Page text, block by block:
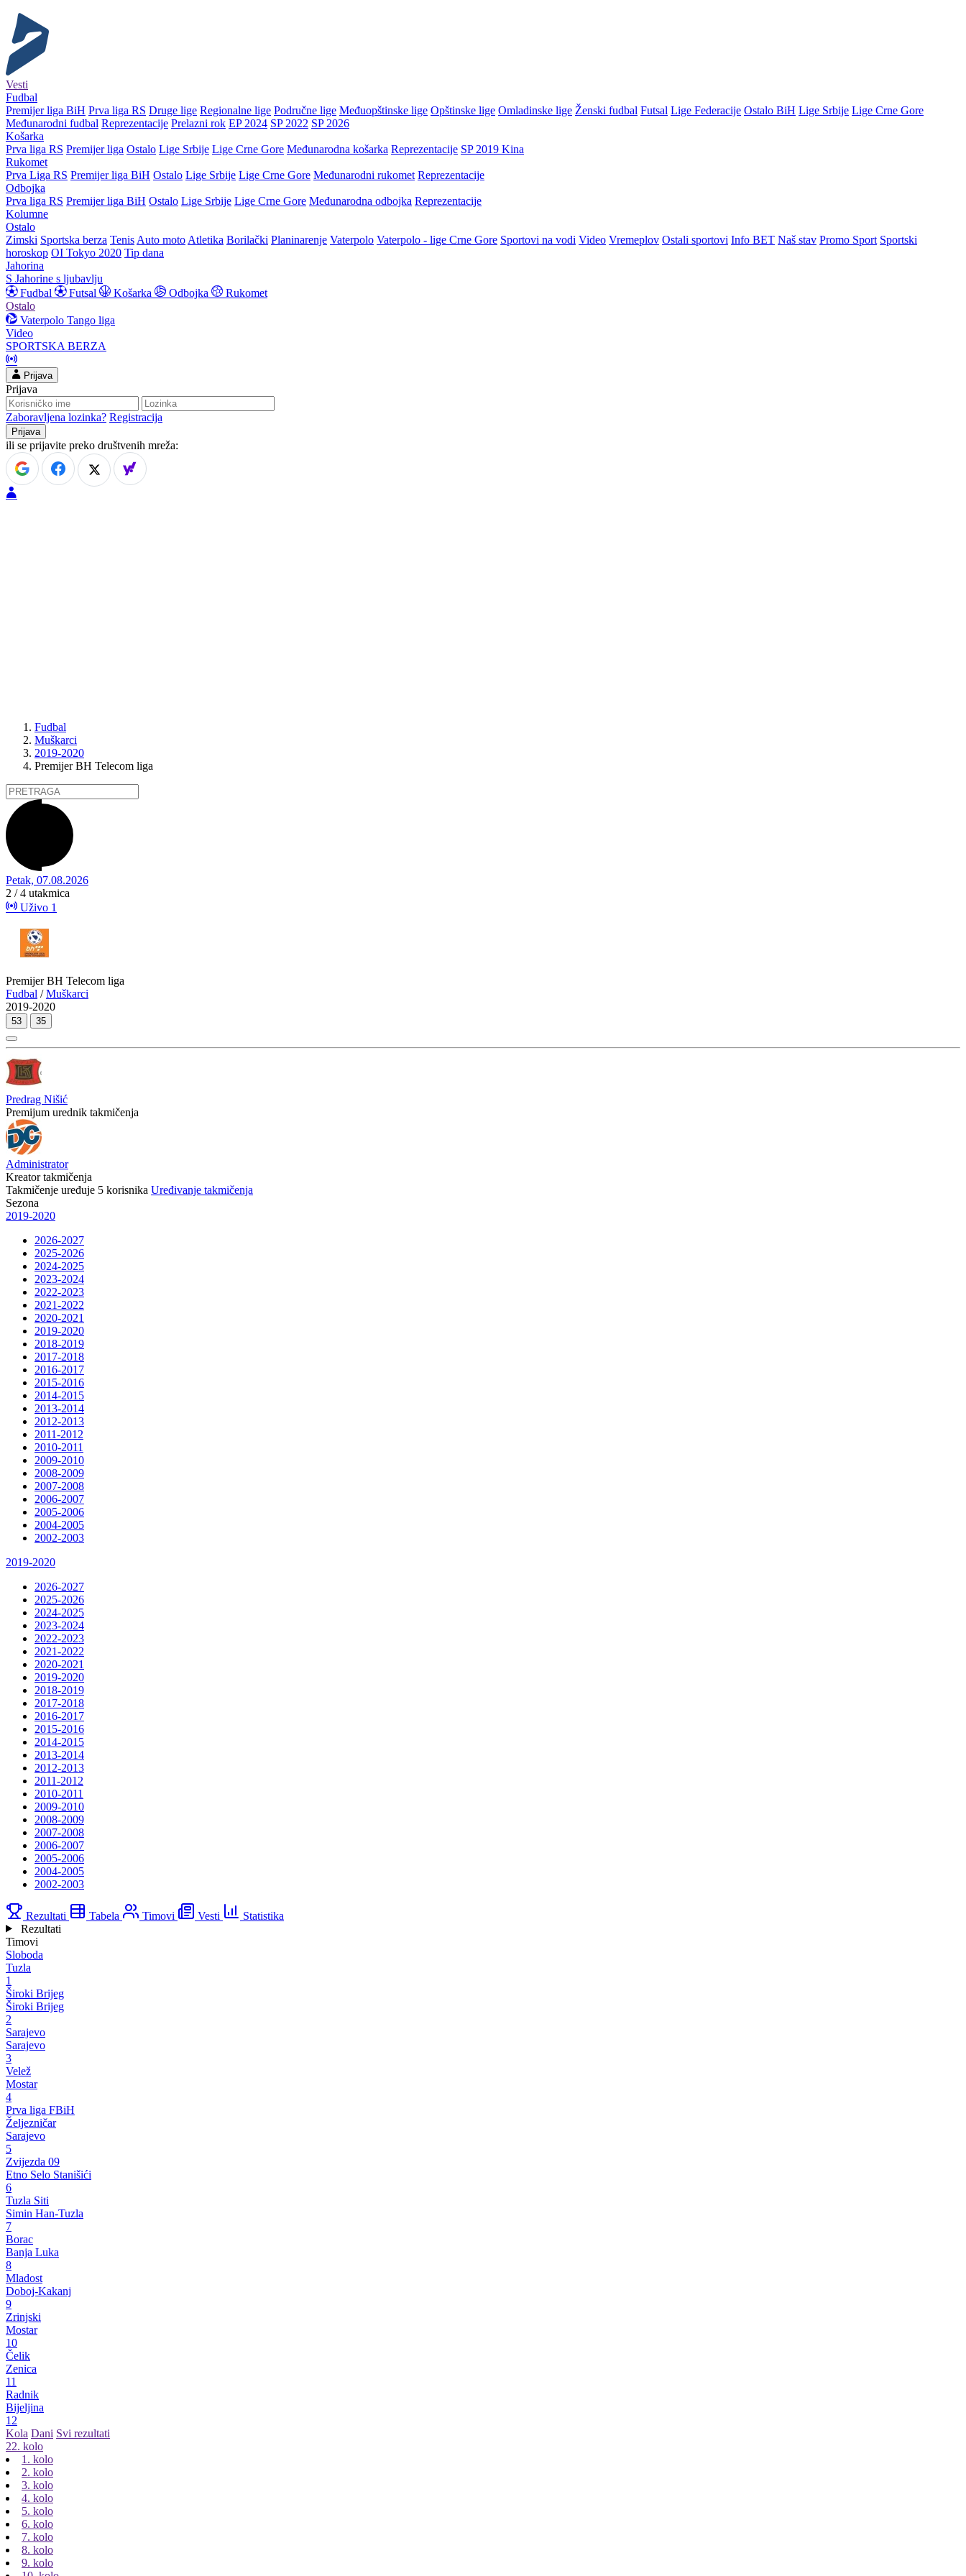
Vesti
Fudbal
Premijer liga BiH Prva liga RS Druge lige Regionalne lige Područne lige Međuopštinske lige Opštinske lige Omladinske lige Ženski fudbal Futsal Lige Federacije Ostalo BiH Lige Srbije Lige Crne Gore
Međunarodni fudbal Reprezentacije Prelazni rok EP 2024 SP 2022 SP 2026
Košarka
Prva liga RS Premijer liga Ostalo Lige Srbije Lige Crne Gore Međunarodna košarka Reprezentacije SP 2019 Kina
Rukomet
Prva Liga RS Premijer liga BiH Ostalo Lige Srbije Lige Crne Gore Međunarodni rukomet Reprezentacije
Odbojka
Prva liga RS Premijer liga BiH Ostalo Lige Srbije Lige Crne Gore Međunarodna odbojka Reprezentacije
Kolumne
Ostalo
Zimski Sportska berza Tenis Auto moto Atletika Borilački Planinarenje Vaterpolo Vaterpolo - lige Crne Gore Sportovi na vodi Video Vremeplov Ostali sportovi Info BET Naš stav Promo Sport Sportski
horoskop OI Tokyo 2020 Tip dana
Jahorina
S Jahorine s ljubavlju
Fudbal
Futsal Košarka Odbojka
Rukomet
Ostalo
Vaterpolo Tango liga
Video
SPORTSKA BERZA
Prijava
Prijava
Zaboravljena lozinka? Registracija
ili se prijavite preko društvenih mreža:
Fudbal
Muškarci
2019-2020
Premijer BH Telecom liga
Petak, 07.08.2026
2 / 4 utakmica
Uživo 1
Premijer BH Telecom liga
Fudbal /Muškarci
2019-2020
53 35
Predrag Nišić
Premijum urednik takmičenja
Administrator
Kreator takmičenja
Takmičenje uređuje 5 korisnika Uređivanje takmičenja
Sezona
2019-2020
2026-2027
2025-2026
2024-2025
2023-2024
2022-2023
2021-2022
2020-2021
2019-2020
2018-2019
2017-2018
2016-2017
2015-2016
2014-2015
2013-2014
2012-2013
2011-2012
2010-2011
2009-2010
2008-2009
2007-2008
2006-2007
2005-2006
2004-2005
2002-2003
2019-2020
2026-2027
2025-2026
2024-2025
2023-2024
2022-2023
2021-2022
2020-2021
2019-2020
2018-2019
2017-2018
2016-2017
2015-2016
2014-2015
2013-2014
2012-2013
2011-2012
2010-2011
2009-2010
2008-2009
2007-2008
2006-2007
2005-2006
2004-2005
2002-2003
Rezultati Tabela Timovi Vesti
Statistika
Rezultati
Timovi
Sloboda
Tuzla
1
Široki Brijeg
Široki Brijeg
2
Sarajevo
Sarajevo
3
Velež
Mostar
4
Prva liga FBiH
Željezničar
Sarajevo
5
Zvijezda 09
Etno Selo Stanišići
6
Tuzla Siti
Simin Han-Tuzla
7
Borac
Banja Luka
8
Mladost
Doboj-Kakanj
9
Zrinjski
Mostar
10
Čelik
Zenica
11
Radnik
Bijeljina
12
Kola Dani Svi rezultati
22. kolo
1. kolo
2. kolo
3. kolo
4. kolo
5. kolo
6. kolo
7. kolo
8. kolo
9. kolo